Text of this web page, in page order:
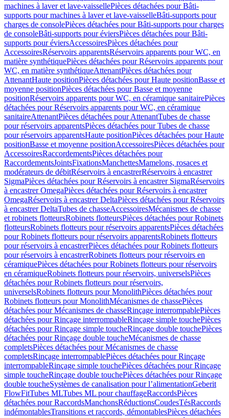
machines à laver et lave-vaissellePièces détachées pour Bâti-
supports pour machines à laver et lave-vaisselleBâti-supports pour
charges de consolePièces détachées pour Bâti-supports pour charges
de consoleBâti-supports pour éviersPièces détachées pour Bâti-
supports pour éviersAccessoiresPièces détachées pour
AccessoiresRéservoirs apparentsRéservoirs apparents pour WC, en
matière synthétiquePièces détachées pour Réservoirs apparents pour
WC, en matière synthétiqueAttenantPièces détachées pour
AttenantHaute positionPièces détachées pour Haute positionBasse et
moyenne positionPièces détachées pour Basse et moyenne
positionRéservoirs apparents pour WC, en céramique sanitairePièces
détachées pour Réservoirs apparents pour WC, en céramique
sanitaireAttenantPièces détachées pour AttenantTubes de chasse
pour réservoirs apparentsPièces détachées pour Tubes de chasse
pour réservoirs apparentsHaute positionPièces détachées pour Haute
positionBasse et moyenne positionAccessoiresPièces détachées pour
AccessoiresRaccordementsPièces détachées pour
RaccordementsJointsFixationsManchettesMamelons, rosaces et
modérateurs de débitRéservoirs à encastrerRéservoirs à encastrer
SigmaPièces détachées pour Réservoirs à encastrer SigmaRéservoirs
à encastrer OmegaPièces détachées pour Réservoirs à encastrer
OmegaRéservoirs à encastrer DeltaPièces détachées pour Réservoirs
à encastrer DeltaTubes de chasseAccessoiresMécanismes de chasse
et robinets flotteursRobinets flotteursPièces détachées pour Robinets
flotteursRobinets flotteurs pour réservoirs apparentsPièces détachées
pour Robinets flotteurs pour réservoirs apparentsRobinets flotteurs
pour réservoirs à encastrerPièces détachées pour Robinets flotteurs
pour réservoirs à encastrerRobinets flotteurs pour réservoirs en
céramiquePièces détachées pour Robinets flotteurs pour réservoirs
en céramiqueRobinets flotteurs pour réservoirs, universelsPièces
détachées pour Robinets flotteurs pour réservoirs,
universelsRobinets flotteurs pour MonolithPièces détachées pour
Robinets flotteurs pour MonolithMécanismes de chassePièces
détachées pour Mécanismes de chasseRinçage interrompablePièces
détachées pour Rinçage interrompableRinçage simple touchePièces
détachées pour Rinçage simple toucheRinçage double touchePièces
détachées pour Rinçage double toucheMécanismes de chasse
completsPièces détachées pour Mécanismes de chasse
completsRinçage interrompablePièces détachées pour Rinçage
interrompableRinçage simple touchePièces détachées pour Rinçage
simple toucheRinçage double touchePièces détachées pour Rinçage
double toucheSystèmes de canalisation pour l’alimentationGeberit
FlowFitTubes MLTubes ML pour chauffageRaccordsPièces
détachées pour RaccordsManchonsRéductionsCoudesTésRaccords
indémontablesTransitions et raccords, démontablesPièces détachées